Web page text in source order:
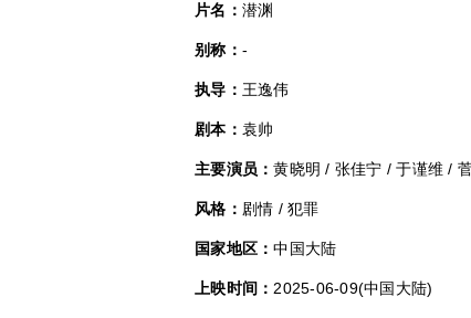
片名： 潜渊
别称： -
执导： 王逸伟
剧本： 袁帅
主要演员：黄晓明 / 张佳宁 / 于谨维 /
风格： 剧情 / 犯罪
国家地区：中国大陆
上映时间： 2025-06-09(中国大陆)